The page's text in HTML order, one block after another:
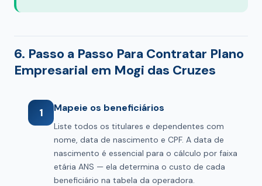
6. Passo a Passo Para Contratar Plano
Empresarial em Mogi das Cruzes
1 Mapeie os beneficiários
Liste todos os titulares e dependentes com
nome, data de nascimento e CPF. A data de
nascimento é essencial para o cálculo por faixa
etária ANS — ela determina o custo de cada
beneficiário na tabela da operadora.